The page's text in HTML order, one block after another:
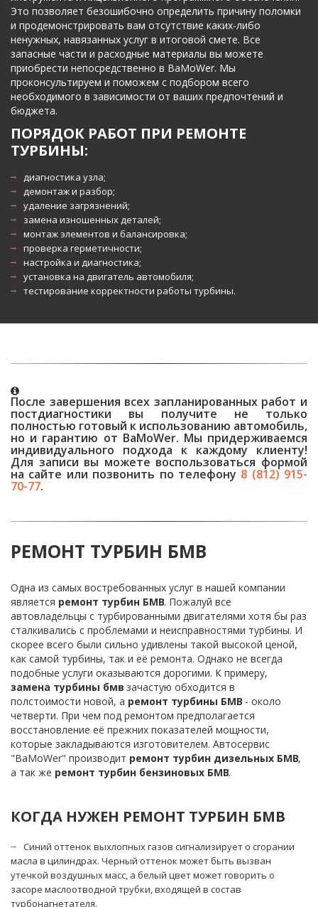
Это позволяет безошибочно определить причину поломки
и продемонстрировать вам отсутствие каких-либо
ненужных, навязанных услуг в итоговой смете. Все
запасные части и расходные материалы вы можете
приобрести непосредственно в BaMoWer. Мы
проконсультируем и поможем с подбором всего
необходимого в зависимости от ваших предпочтений и
бюджета.
ПОРЯДОК РАБОТ ПРИ РЕМОНТЕ
ТУРБИНЫ:
диагностика узла;
демонтаж и разбор;
удаление загрязнений;
замена изношенных деталей;
монтаж элементов и балансировка;
проверка герметичности;
настройка и диагностика;
установка на двигатель автомобиля;
тестирование корректности работы турбины.
После завершения всех запланированных работ и
постдиагностики вы получите не только
полностью готовый к использованию автомобиль,
но и гарантию от BaMoWer. Мы придерживаемся
индивидуального подхода к каждому клиенту!
Для записи вы можете воспользоваться формой
на сайте или позвонить по телефону 8 (812) 915-
70-77.
РЕМОНТ ТУРБИН БМВ
Одна из самых востребованных услуг в нашей компании
является ремонт турбин БМВ. Пожалуй все
автовладельцы с турбированными двигателями хотя бы раз
сталкивались с проблемами и неисправностями турбины. И
скорее всего были сильно удивлены такой высокой ценой,
как самой турбины, так и её ремонта. Однако не всегда
замена турбины бмв зачастую обходится в
полстоимости новой, а ремонт турбины БМВ - около
четверти. При чем под ремонтом предполагается
восстановление её прежних показателей мощности,
которые закладываются изготовителем. Автосервис
"BaMoWer" производит ремонт турбин дизельных БМВ,
а так же ремонт турбин бензиновых БМВ.
КОГДА НУЖЕН РЕМОНТ ТУРБИН БМВ
Синий оттенок выхлопных газов сигнализирует о сгорании
масла в цилиндрах. Черный оттенок может быть вызван
утечкой воздушных масс, а белый цвет может говорить о
засоре маслоотводной трубки, входящей в состав
турбонагнетателя.